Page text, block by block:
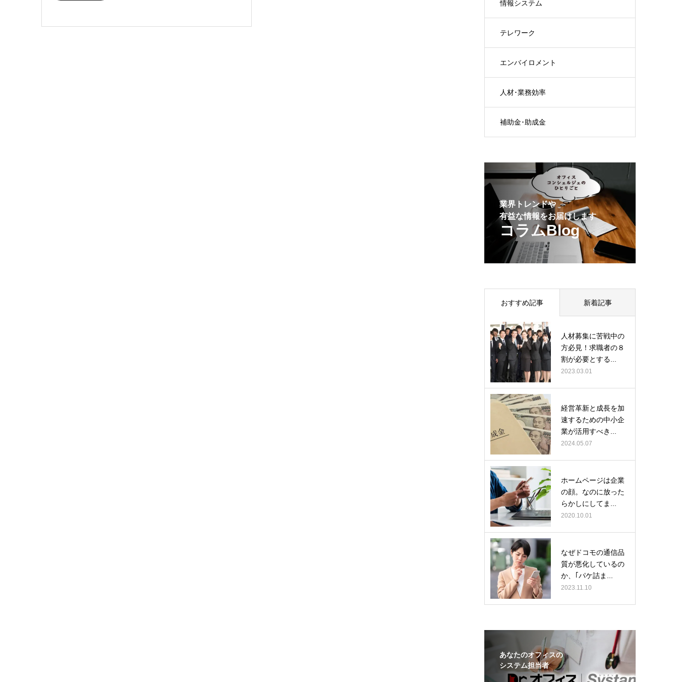
情報システム
テレワーク
エンバイロメント
人材･業務効率
補助金･助成金
業界トレンドや
有益な情報をお届けします
コラムBlog
おすすめ記事 新着記事
人材募集に苦戦中の
方必見！求職者の８
割が必要とする...
2023.03.01
経営革新と成長を加
速するための中小企
業が活用すべき...
2024.05.07
ホームページは企業
の顔。なのに放った
らかしにしてま...
2020.10.01
なぜドコモの通信品
質が悪化しているの
か、｢パケ詰ま...
2023.11.10
あなたのオフィスの
システム担当者